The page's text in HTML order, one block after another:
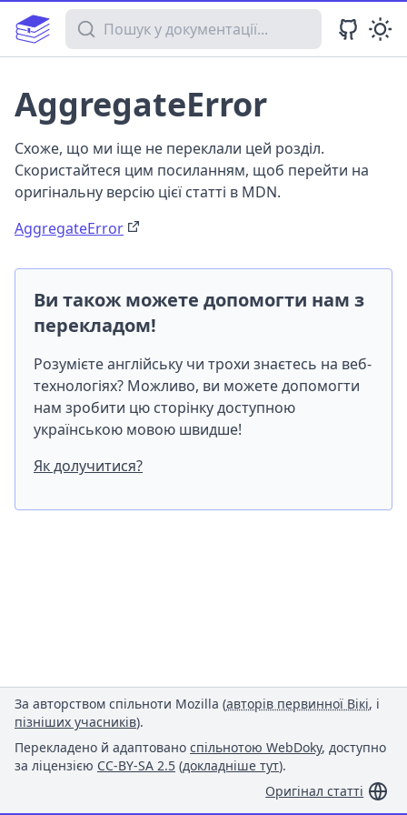
Пошук у документації
AggregateError
Схоже, що ми іще не переклали цей розділ.
Скористайтеся цим посиланням, щоб перейти на
оригінальну версію цієї статті в MDN.
AggregateError
Ви також можете допомогти нам з
перекладом!
Розумієте англійську чи трохи знаєтесь на веб-
технологіях? Можливо, ви можете допомогти
нам зробити цю сторінку доступною
українською мовою швидше!
Як долучитися?
За авторством спільноти Mozilla (авторів первинної Вікі, і
пізніших учасників).
Перекладено й адаптовано спільнотою WebDoky, доступно
за ліцензією CC-BY-SA 2.5 (докладніше тут).
Оригінал статті